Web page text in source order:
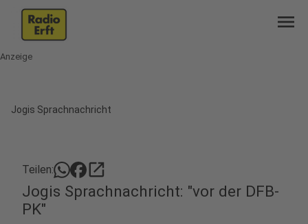
menu
Anzeige
Jogis Sprachnachricht
Teilen: open_in_new
Jogis Sprachnachricht: "vor der DFB-
PK"